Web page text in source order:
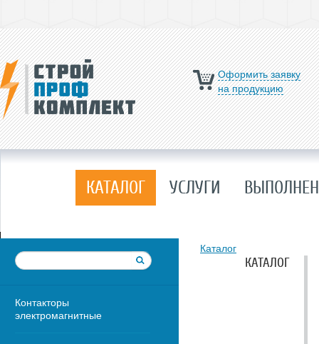
Оформить заявку
на продукцию
КАТАЛОГ УСЛУГИ
Контакторы
электромагнитные
Каталог
КАТАЛОГ